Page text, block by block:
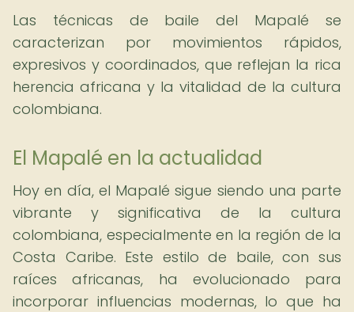
Las técnicas de baile del Mapalé se
caracterizan por movimientos rápidos,
expresivos y coordinados, que reflejan la rica
herencia africana y la vitalidad de la cultura
colombiana.
El Mapalé en la actualidad
Hoy en día, el Mapalé sigue siendo una parte
vibrante y significativa de la cultura
colombiana, especialmente en la región de la
Costa Caribe. Este estilo de baile, con sus
raíces africanas, ha evolucionado para
incorporar influencias modernas, lo que ha